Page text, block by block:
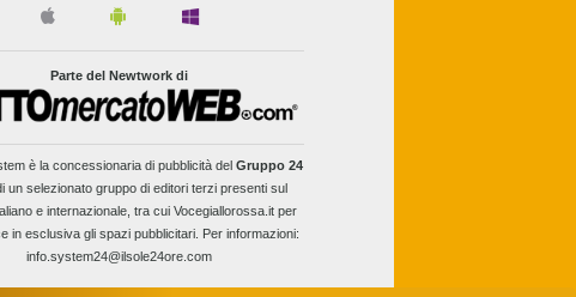
Parte del Newtwork di
è la concessionaria di pubblicità del Gruppo 24
un selezionato gruppo di editori terzi presenti sul
e internazionale, tra cui Vocegiallorossa.it per
in esclusiva gli spazi pubblicitari. Per informazioni:
info.system24@ilsole24ore.com